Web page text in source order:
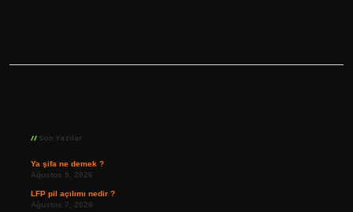
Son Yazılar
Ya şifa ne demek ?
Ağustos 9, 2026
LFP pil açılımı nedir ?
Ağustos 7, 2026